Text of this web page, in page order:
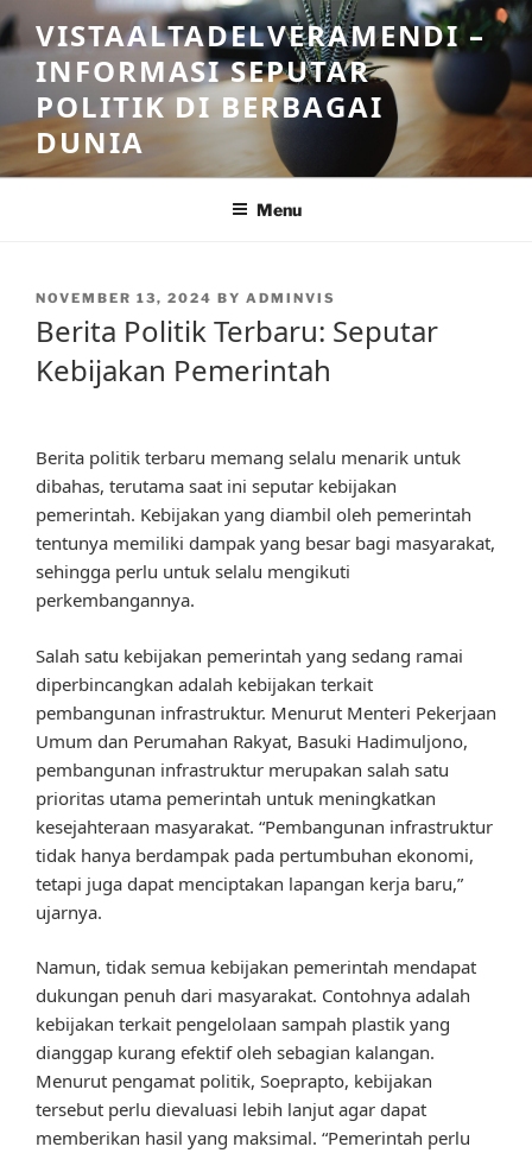
Skip
to
content
VISTAALTADELVERAMENDI –
INFORMASI SEPUTAR
POLITIK DI BERBAGAI
DUNIA
Menu
POSTED
NOVEMBER 13, 2024 BY ADMINVIS
Berita Politik Terbaru: Seputar
Kebijakan Pemerintah
Berita politik terbaru memang selalu menarik untuk
dibahas, terutama saat ini seputar kebijakan
pemerintah. Kebijakan yang diambil oleh pemerintah
tentunya memiliki dampak yang besar bagi masyarakat,
sehingga perlu untuk selalu mengikuti
perkembangannya.
Salah satu kebijakan pemerintah yang sedang ramai
diperbincangkan adalah kebijakan terkait
pembangunan infrastruktur. Menurut Menteri Pekerjaan
Umum dan Perumahan Rakyat, Basuki Hadimuljono,
pembangunan infrastruktur merupakan salah satu
prioritas utama pemerintah untuk meningkatkan
kesejahteraan masyarakat. “Pembangunan infrastruktur
tidak hanya berdampak pada pertumbuhan ekonomi,
tetapi juga dapat menciptakan lapangan kerja baru,”
ujarnya.
Namun, tidak semua kebijakan pemerintah mendapat
dukungan penuh dari masyarakat. Contohnya adalah
kebijakan terkait pengelolaan sampah plastik yang
dianggap kurang efektif oleh sebagian kalangan.
Menurut pengamat politik, Soeprapto, kebijakan
tersebut perlu dievaluasi lebih lanjut agar dapat
memberikan hasil yang maksimal. “Pemerintah perlu